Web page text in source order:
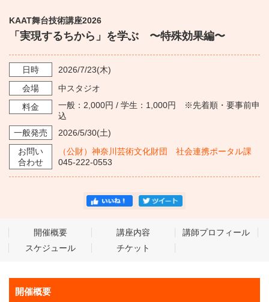
・ フロアマップ
KAAT舞台技術講座2026
「実現するちから」を学ぶ 〜特殊効果編〜
日時 2026/7/23(木)
会場
中スタジオ
料金
一般：2,000円 / 学生：1,000円 ※先着順・要事前申
込
一般発売
2026/5/30(土)
お問い
合わせ
（公財）神奈川芸術文化財団 社会連携ポータル課
045-222-0553
開催概要 講座内容
講師プロフィール
スケジュール
チケット
開催概要